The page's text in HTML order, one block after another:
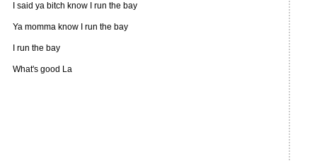
I said ya bitch know I run the bay
Ya momma know I run the bay
I run the bay
What's good La